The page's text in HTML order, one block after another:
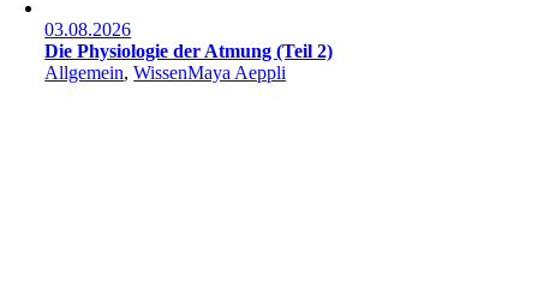
03.08.2026
Die Physiologie der Atmung (Teil 2)
Allgemein,WissenMaya Aeppli